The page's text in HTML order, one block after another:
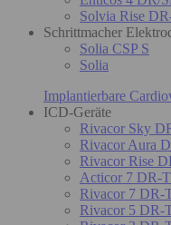
Solvia Rise
Schrittmacher
Solia CSP S
Solia
Implantierbare
ICD-Geräte
Rivacor Sky
Rivacor Aura
Rivacor Rise
Acticor 7 DR-
Rivacor 7
Rivacor 5